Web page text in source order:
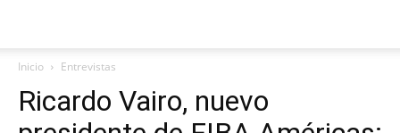
Inicio Entrevistas
Ricardo Vairo, nuevo